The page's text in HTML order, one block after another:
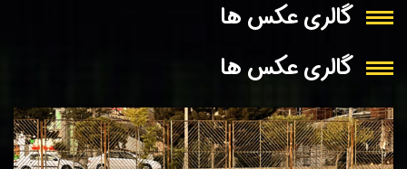
گالری عکس ها
گالری عکس ها